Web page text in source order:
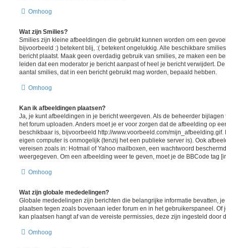
Omhoog
Wat zijn Smilies?
Smilies zijn kleine afbeeldingen die gebruikt kunnen worden om een
bijvoorbeeld :) betekent blij, :( betekent ongelukkig. Alle beschikbare
bericht plaatst. Maak geen overdadig gebruik van smilies, ze maken een
leiden dat een moderator je bericht aanpast of heel je bericht verwijdert.
aantal smilies, dat in een bericht gebruikt mag worden, bepaald hebben.
Omhoog
Kan ik afbeeldingen plaatsen?
Ja, je kunt afbeeldingen in je bericht weergeven. Als de beheerder
het forum uploaden. Anders moet je er voor zorgen dat de afbeelding op
beschikbaar is, bijvoorbeeld http://www.voorbeeld.com/
eigen computer is onmogelijk (tenzij het een publieke server is). Ook
vereisen zoals in: Hotmail of Yahoo mailboxen, een wachtwoord
weergegeven. Om een afbeelding weer te geven, moet je de BBCode tag
Omhoog
Wat zijn globale mededelingen?
Globale mededelingen zijn berichten die belangrijke informatie bevatten,
plaatsen tegen zoals bovenaan ieder forum en in het gebruikerspaneel.
kan plaatsen hangt af van de vereiste permissies, deze zijn ingesteld door
Omhoog